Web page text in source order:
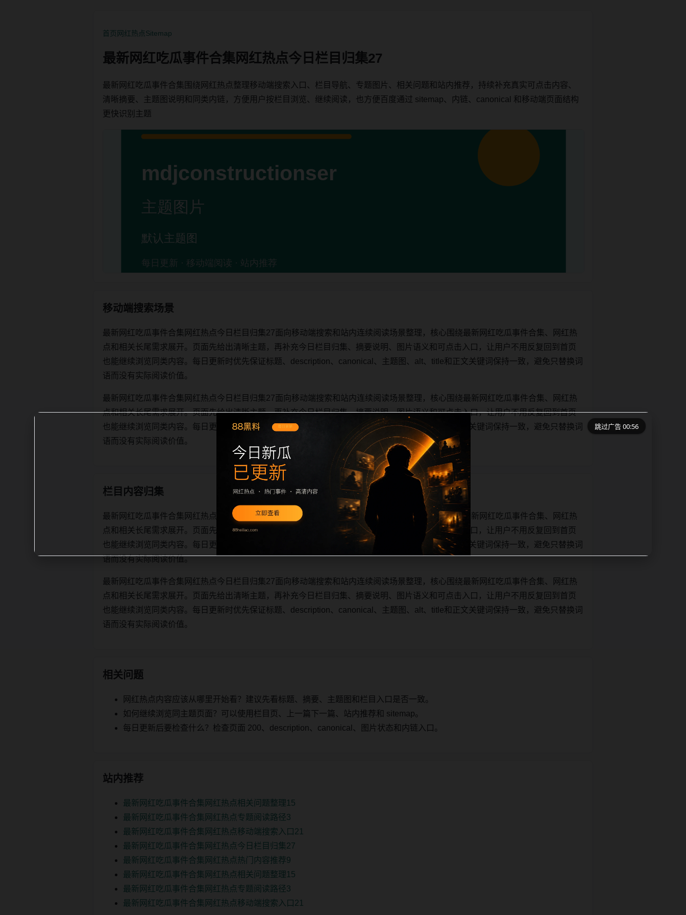
首页网红热点Sitemap
最新网红吃瓜事件合集网红热点今日栏目归集27
最新网红吃瓜事件合集围绕网红热点整理移动端搜索入口、栏目导航、专题图片、相关问题和站内推荐，持续补充真实可点击内容、
清晰摘要、主题图说明和同类内链，方便用户按栏目浏览、继续阅读，也方便百度通过 sitemap、内链、canonical 和移动端页面结构
更快识别主题
移动端搜索场景
最新网红吃瓜事件合集网红热点今日栏目归集27面向移动端搜索和站内连续阅读场景整理，核心围绕最新网红吃瓜事件合集、网红热
点和相关长尾需求展开。页面先给出清晰主题，再补充今日栏目归集、摘要说明、图片语义和可点击入口，让用户不用反复回到首页
也能继续浏览同类内容。每日更新时优先保证标题、description、canonical、主题图、alt、title和正文关键词保持一致，避免只替换词
语而没有实际阅读价值。
最新网红吃瓜事件合集网红热点今日栏目归集27面向移动端搜索和站内连续阅读场景整理，核心围绕最新网红吃瓜事件合集、网红热
点和相关长尾需求展开。页面先给出清晰主题，再补充今日栏目归集、摘要说明、图片语义和可点击入口，让用户不用反复回到首页
也能继续浏览同类内容。每日更新时优先保证标题、description、canonical、主题图、alt、title和正文关键词保持一致，避免只替换词
语而没有实际阅读价值。
栏目内容归集
最新网红吃瓜事件合集网红热点今日栏目归集27面向移动端搜索和站内连续阅读场景整理，核心围绕最新网红吃瓜事件合集、网红热
点和相关长尾需求展开。页面先给出清晰主题，再补充今日栏目归集、摘要说明、图片语义和可点击入口，让用户不用反复回到首页
也能继续浏览同类内容。每日更新时优先保证标题、description、canonical、主题图、alt、title和正文关键词保持一致，避免只替换词
语而没有实际阅读价值。
最新网红吃瓜事件合集网红热点今日栏目归集27面向移动端搜索和站内连续阅读场景整理，核心围绕最新网红吃瓜事件合集、网红热
点和相关长尾需求展开。页面先给出清晰主题，再补充今日栏目归集、摘要说明、图片语义和可点击入口，让用户不用反复回到首页
也能继续浏览同类内容。每日更新时优先保证标题、description、canonical、主题图、alt、title和正文关键词保持一致，避免只替换词
语而没有实际阅读价值。
相关问题
网红热点内容应该从哪里开始看？建议先看标题、摘要、主题图和栏目入口是否一致。
如何继续浏览同主题页面？可以使用栏目页、上一篇下一篇、站内推荐和 sitemap。
每日更新后要检查什么？检查页面 200、description、canonical、图片状态和内链入口。
站内推荐
最新网红吃瓜事件合集网红热点相关问题整理15
最新网红吃瓜事件合集网红热点专题阅读路径3
最新网红吃瓜事件合集网红热点移动端搜索入口21
最新网红吃瓜事件合集网红热点今日栏目归集27
最新网红吃瓜事件合集网红热点热门内容推荐9
最新网红吃瓜事件合集网红热点相关问题整理15
最新网红吃瓜事件合集网红热点专题阅读路径3
最新网红吃瓜事件合集网红热点移动端搜索入口21
跳过广告 00:55